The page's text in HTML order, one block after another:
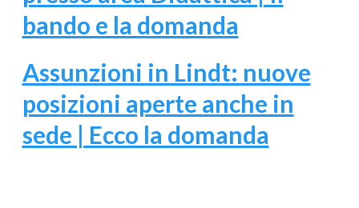
bando e la domanda
Assunzioni in Lindt: nuove
posizioni aperte anche in
sede | Ecco la domanda